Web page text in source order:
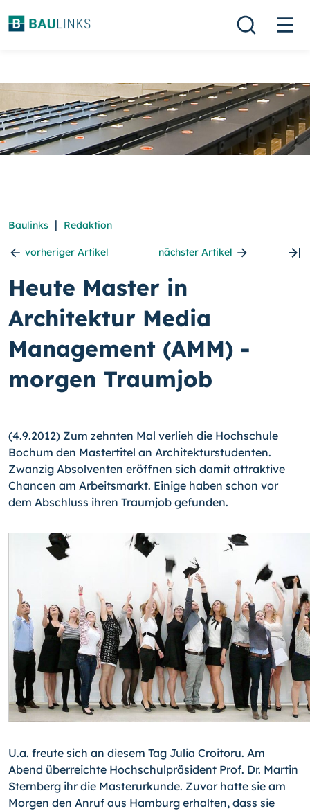
Baulinks | Redaktion
vorheriger Artikel nächster Artikel
Heute Master in
Architektur Media
Management (AMM) -
morgen Traumjob
(4.9.2012) Zum zehnten Mal verlieh die Hochschule
Bochum den Mastertitel an Archi­tekturstudenten.
Zwanzig Absolventen eröffnen sich damit attraktive
Chancen am Arbeitsmarkt. Einige haben schon vor
dem Abschluss ihren Traumjob gefunden.
U.a. freute sich an diesem Tag Julia Croitoru. Am
Abend überreichte Hochschulpräsi­dent Prof. Dr. Martin
Sternberg ihr die Masterurkunde. Zuvor hatte sie am
Morgen den Anruf aus Hamburg erhalten, dass sie